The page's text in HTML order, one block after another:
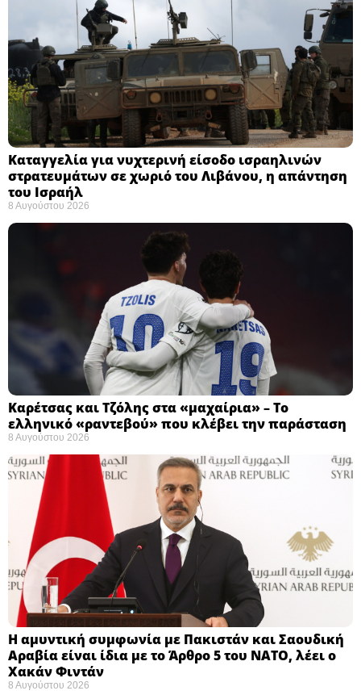
Καταγγελία για νυχτερινή είσοδο ισραηλινών
στρατευμάτων σε χωριό του Λιβάνου, η απάντηση
του Ισραήλ
8 Αυγούστου 2026
Καρέτσας και Τζόλης στα «μαχαίρια» – Το
ελληνικό «ραντεβού» που κλέβει την παράσταση
8 Αυγούστου 2026
Η αμυντική συμφωνία με Πακιστάν και Σαουδική
Αραβία είναι ίδια με το Άρθρο 5 του ΝΑΤΟ, λέει ο
Χακάν Φιντάν
8 Αυγούστου 2026